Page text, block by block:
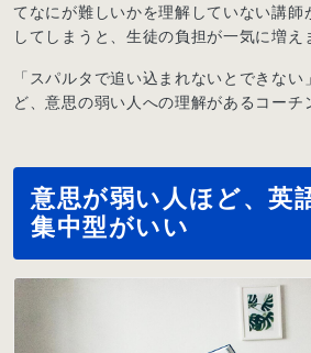
てなにが難しいかを理解していない講師
してしまうと、生徒の負担が一気に増え
「スパルタで追い込まれないとできな
ど、意思の弱い人への理解があるコーチ
意思が弱い人ほど、英
集中型がいい